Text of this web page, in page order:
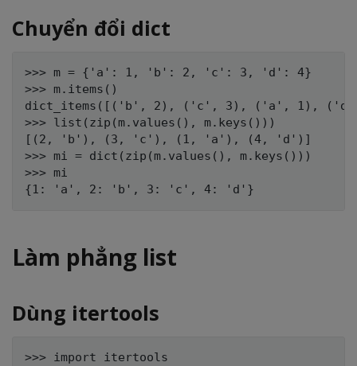
Chuyển đổi dict
>>> m = {'a': 1, 'b': 2, 'c': 3, 'd': 4}
>>> m.items()
dict_items([('b', 2), ('c', 3), ('a', 1),
>>> list(zip(m.values(), m.keys()))
[(2, 'b'), (3, 'c'), (1, 'a'), (4, 'd')]
>>> mi = dict(zip(m.values(), m.keys()))
>>> mi
Làm phẳng list
Dùng itertools
>>> import itertools